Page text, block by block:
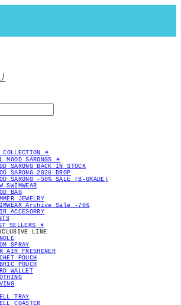
COLLECTION ✴︎
MOOD SARONGS ✴︎
SARONG BACK IN STOCK
SARONG 2026 DROP
SARONG -50% SALE (B-GRADE)
SWIMWEAR
BAG
JEWELRY
Archive Sale -70%
ACCESORRY
SELLERS ✴︎
LINE
SPRAY
AIR FRESHENER
POUCH
POUCH
WALLET
TRAY
COASTER